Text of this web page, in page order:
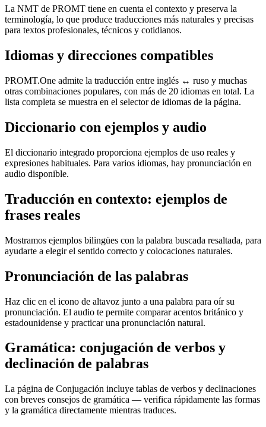
La NMT de PROMT tiene en cuenta el contexto y preserva la
terminología, lo que produce traducciones más naturales y precisas
para textos profesionales, técnicos y cotidianos.
Idiomas y direcciones compatibles
PROMT.One admite la traducción entre inglés ↔ ruso y muchas
otras combinaciones populares, con más de 20 idiomas en total. La
lista completa se muestra en el selector de idiomas de la página.
Diccionario con ejemplos y audio
El diccionario integrado proporciona ejemplos de uso reales y
expresiones habituales. Para varios idiomas, hay pronunciación en
audio disponible.
Traducción en contexto: ejemplos de
frases reales
Mostramos ejemplos bilingües con la palabra buscada resaltada, para
ayudarte a elegir el sentido correcto y colocaciones naturales.
Pronunciación de las palabras
Haz clic en el icono de altavoz junto a una palabra para oír su
pronunciación. El audio te permite comparar acentos británico y
estadounidense y practicar una pronunciación natural.
Gramática: conjugación de verbos y
declinación de palabras
La página de Conjugación incluye tablas de verbos y declinaciones
con breves consejos de gramática — verifica rápidamente las formas
y la gramática directamente mientras traduces.